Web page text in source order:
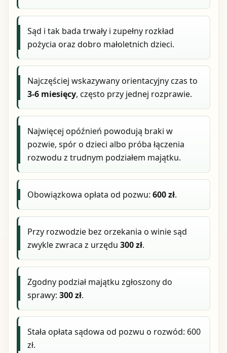
Sąd i tak bada trwały i zupełny rozkład
pożycia oraz dobro małoletnich dzieci.
Najczęściej wskazywany orientacyjny czas to
3-6 miesięcy, często przy jednej rozprawie.
Najwięcej opóźnień powodują braki w
pozwie, spór o dzieci albo próba łączenia
rozwodu z trudnym podziałem majątku.
Obowiązkowa opłata od pozwu:600 zł.
Przy rozwodzie bez orzekania o winie sąd
zwykle zwraca z urzędu300 zł.
Zgodny podział majątku zgłoszony do
sprawy:300 zł.
Stała opłata sądowa od pozwu o rozwód: 600
zł.